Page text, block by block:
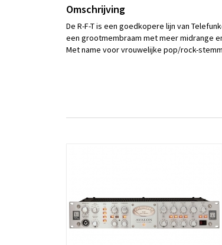
Omschrijving
De R-F-T is een goedkopere lijn van
een grootmembraam met meer midrange
Met name voor vrouwelijke pop/rock-